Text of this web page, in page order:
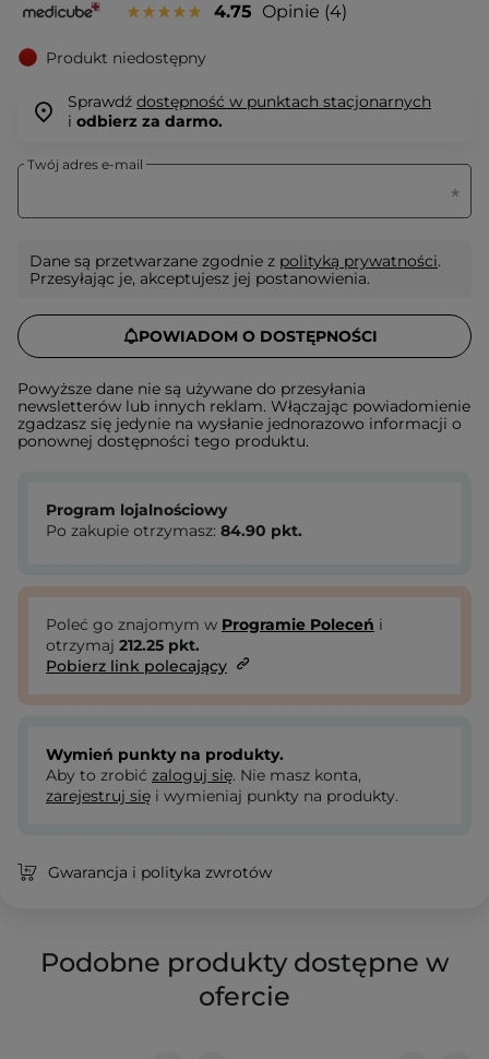
4.75 Opinie 4
Produkt niedostępny
Sprawdź dostępność w punktach stacjonarnych
i odbierz za darmo.
Twój adres e-mail
Dane są przetwarzane zgodnie z polityką prywatności.
Przesyłając je, akceptujesz jej postanowienia.
POWIADOM O DOSTĘPNOŚCI
Powyższe dane nie są używane do przesyłania
newsletterów lub innych reklam. Włączając powiadomienie
zgadzasz się jedynie na wysłanie jednorazowo informacji o
ponownej dostępności tego produktu.
Program lojalnościowy
Po zakupie otrzymasz: 84.90 pkt.
Poleć go znajomym w Programie Poleceń i
otrzymaj 212.25 pkt.
Pobierz link polecający
Wymień punkty na produkty.
Aby to zrobić zaloguj się. Nie masz konta,
zarejestruj się i wymieniaj punkty na produkty.
Gwarancja i polityka zwrotów
Podobne produkty dostępne w
ofercie